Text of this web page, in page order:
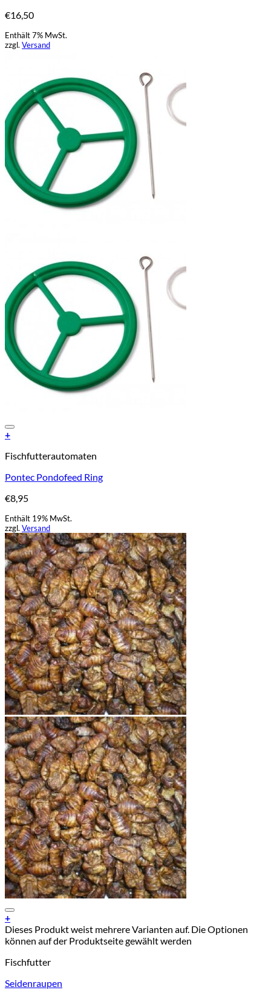
€16,50
Enthält 7% MwSt.
zzgl. Versand
+
Fischfutterautomaten
Pontec Pondofeed Ring
€8,95
Enthält 19% MwSt.
zzgl. Versand
+
Dieses Produkt weist mehrere Varianten auf. Die Optionen
können auf der Produktseite gewählt werden
Fischfutter
Seidenraupen